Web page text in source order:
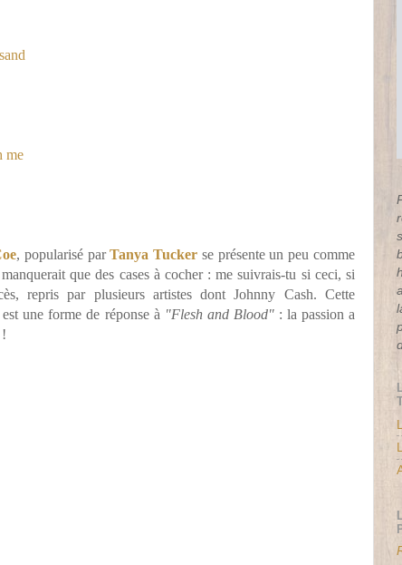
me
, popularisé parTanya Tucker se présente un peu comme
que des cases à cocher : me suivrais-tu si ceci, si
repris par plusieurs artistes dont Johnny Cash. Cette
une forme de réponse à "Flesh and Blood": la passion a